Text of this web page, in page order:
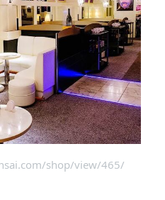
shop/view/465/